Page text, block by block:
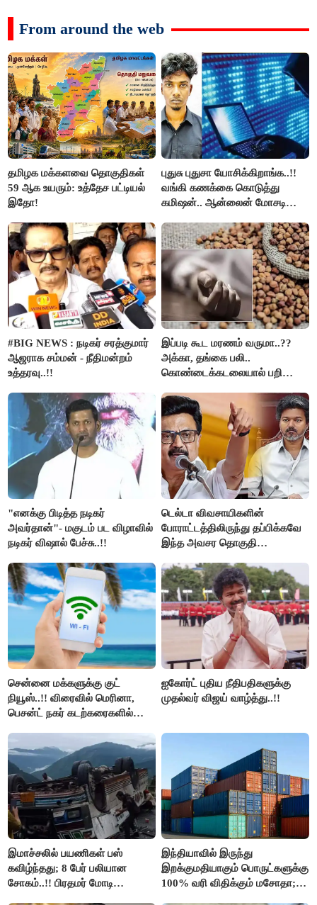
From around the web
தமிழக மக்களவை தொகுதிகள்
59 ஆக உயரும்: உத்தேச பட்டியல்
இதோ!
புதுசு புதுசா யோசிக்கிறாங்க..!!
வங்கி கணக்கை கொடுத்து
கமிஷன்.. ஆன்லைன் மோசடி
கைது..!!
#BIG NEWS : நடிகர் சரத்குமார்
ஆஜராக சம்மன் - நீதிமன்றம்
உத்தரவு..!!
இப்படி கூட மரணம் வருமா..??
அக்கா, தங்கை பலி..
கொண்டைக்கடலையால் பறிபோன
"எனக்கு பிடித்த நடிகர்
அவர்தான்"- மகுடம் பட விழாவில்
நடிகர் விஷால் பேச்சு..!!
டெல்டா விவசாயிகளின்
போராட்டத்திலிருந்து தப்பிக்கவே
இந்த அவசர தொகுதி
அரங்கேற்றுகிறார் முதலமைச்சர் -
திமுக ஐடி விங்..!!
சென்னை மக்களுக்கு குட்
நியூஸ்..!! விரைவில் மெரினா,
பெசன்ட் நகர் கடற்கரைகளில்
ஐகோர்ட் புதிய நீதிபதிகளுக்கு
முதல்வர் விஜய் வாழ்த்து..!!
இமாச்சலில் பயணிகள் பஸ்
கவிழ்ந்தது; 8 பேர் பலியான
சோகம்..!! பிரதமர் மோடி
இந்தியாவில் இருந்து
இறக்குமதியாகும் பொருட்களுக்கு
100% வரி விதிக்கும் மசோதா;